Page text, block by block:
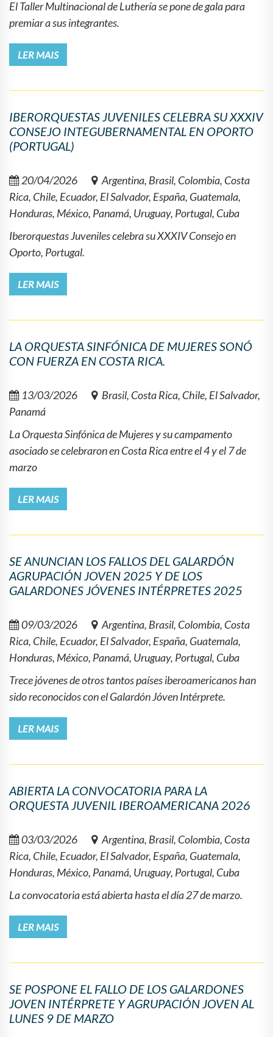
El Taller Multinacional de Luthería se pone de gala para
premiar a sus integrantes.
LER MAIS
IBERORQUESTAS JUVENILES CELEBRA SU XXXIV
CONSEJO INTEGUBERNAMENTAL EN OPORTO
(PORTUGAL)
20/04/2026
Argentina, Brasil, Colombia, Costa
Rica, Chile, Ecuador, El Salvador, España, Guatemala,
Honduras, México, Panamá, Uruguay, Portugal, Cuba
Iberorquestas Juveniles celebra su XXXIV Consejo en
Oporto, Portugal.
LER MAIS
LA ORQUESTA SINFÓNICA DE MUJERES SONÓ
CON FUERZA EN COSTA RICA.
13/03/2026
Brasil, Costa Rica, Chile, El Salvador,
Panamá
La Orquesta Sinfónica de Mujeres y su campamento
asociado se celebraron en Costa Rica entre el 4 y el 7 de
marzo
LER MAIS
SE ANUNCIAN LOS FALLOS DEL GALARDÓN
AGRUPACIÓN JOVEN 2025 Y DE LOS
GALARDONES JÓVENES INTÉRPRETES 2025
09/03/2026
Argentina, Brasil, Colombia, Costa
Rica, Chile, Ecuador, El Salvador, España, Guatemala,
Honduras, México, Panamá, Uruguay, Portugal, Cuba
Trece jóvenes de otros tantos países iberoamericanos han
sido reconocidos con el Galardón Jóven Intérprete.
LER MAIS
ABIERTA LA CONVOCATORIA PARA LA
ORQUESTA JUVENIL IBEROAMERICANA 2026
03/03/2026
Argentina, Brasil, Colombia, Costa
Rica, Chile, Ecuador, El Salvador, España, Guatemala,
Honduras, México, Panamá, Uruguay, Portugal, Cuba
La convocatoria está abierta hasta el día 27 de marzo.
LER MAIS
SE POSPONE EL FALLO DE LOS GALARDONES
JOVEN INTÉRPRETE Y AGRUPACIÓN JOVEN AL
LUNES 9 DE MARZO